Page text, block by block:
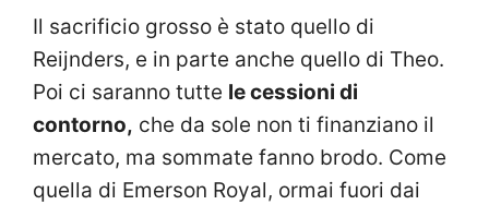
Il sacrificio grosso è stato quello di
Reijnders, e in parte anche quello di Theo.
Poi ci saranno tutte le cessioni di
contorno, che da sole non ti finanziano il
mercato, ma sommate fanno brodo. Come
quella di Emerson Royal, ormai fuori dai